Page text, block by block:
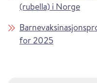
(rubella) i Norge
for 2025